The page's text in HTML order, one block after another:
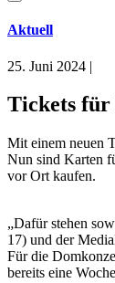
Aktuell
25. Juni 2024 |
Tickets für
Mit einem neuen
Nun sind Karten
vor Ort kaufen.
„Dafür stehen
17) und der
Für die
bereits eine